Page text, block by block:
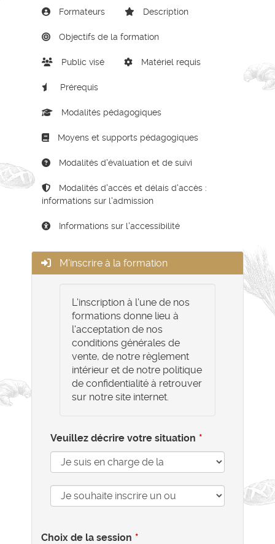
Formateurs Description
Objectifs de la formation
Public visé Matériel requis
Prérequis
Modalités pédagogiques
Moyens et supports pédagogiques
Modalités d'évaluation et de suivi
Modalités d'accès et délais d'accès :
informations sur l'admission
Informations sur l'accessibilité
M'inscrire à la formation
L'inscription à l'une de nos
formations donne lieu à
l'acceptation de nos
conditions générales de
vente, de notre règlement
intérieur et de notre politique
de confidentialité à retrouver
sur notre site internet.
Veuillez décrire votre situation
Choix de la session